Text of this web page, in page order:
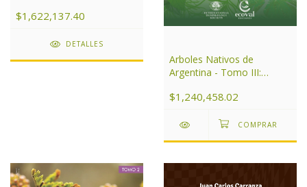
$1,622,137.40
DETALLES
Arboles Nativos de
Argentina - Tomo III:
$1,240,458.02